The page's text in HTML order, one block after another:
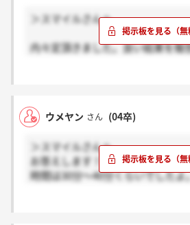
＞スマイルさんへ
内々定頂きました。良い結果を報
ウメヤン さん (04卒)
＞スマイルさんへ
お答えします！
時間は30分～40分くらいでした
に分からないのは当然」って言